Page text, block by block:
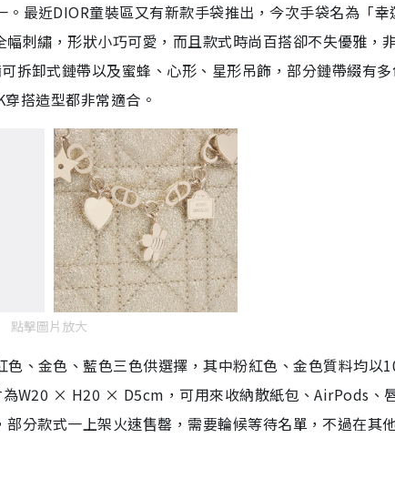
最近DIOR童裝區又有新款手袋推出，今次手袋名為「幸
刺繡，形狀小巧可愛，而且款式時尚百搭卻不失優雅，
拆卸式鏈帶以及蜜蜂、心形、星形吊飾，部分鏈帶綴有
搭造型都非常適合。
點擊圖片放大
色、金色、藍色三色供選擇，其中粉紅色、金色質料均以
W20 × H20 × D5cm，可用來收納散紙包、AirPods、
分款式一上架火速售罄，需要輪候等待名單，不過在其